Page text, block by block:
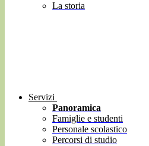
La storia
Servizi
Panoramica
Famiglie e studenti
Personale scolastico
Percorsi di studio